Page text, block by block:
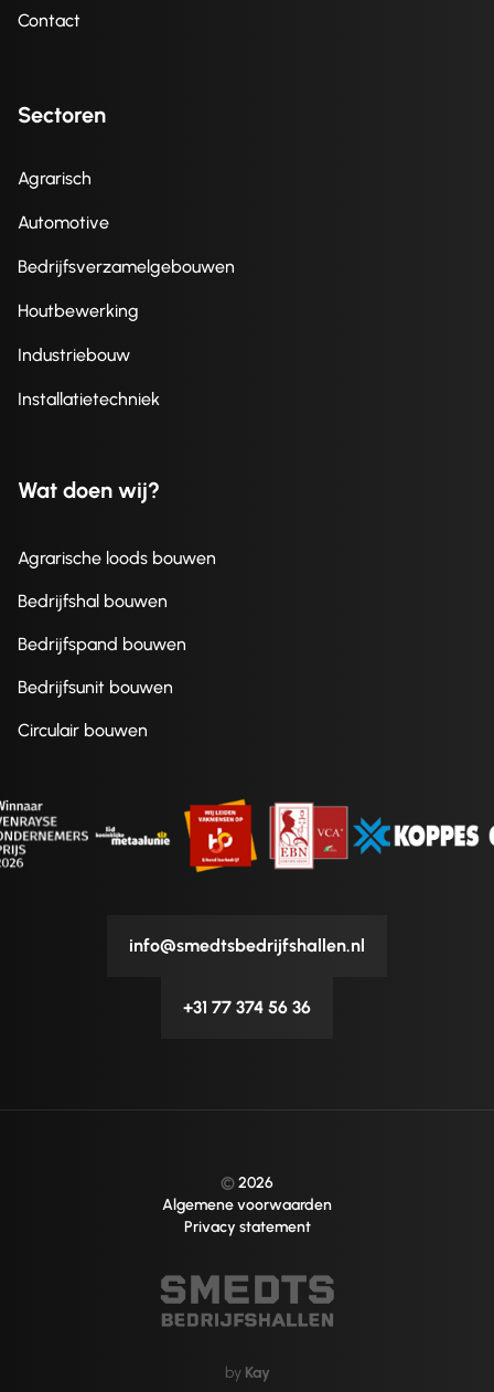
Contact
Sectoren
Agrarisch
Automotive
Bedrijfsverzamelgebouwen
Houtbewerking
Industriebouw
Installatietechniek
Wat doen wij?
Agrarische loods bouwen
Bedrijfshal bouwen
Bedrijfspand bouwen
Bedrijfsunit bouwen
Circulair bouwen
info@smedtsbedrijfshallen.nl
+31 77 374 56 36
©2026
Algemene voorwaarden
Privacy statement
by Kay